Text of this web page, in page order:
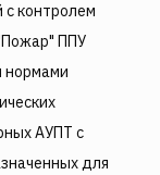
с контролем
ППУ
нормами
АУПТ с
для